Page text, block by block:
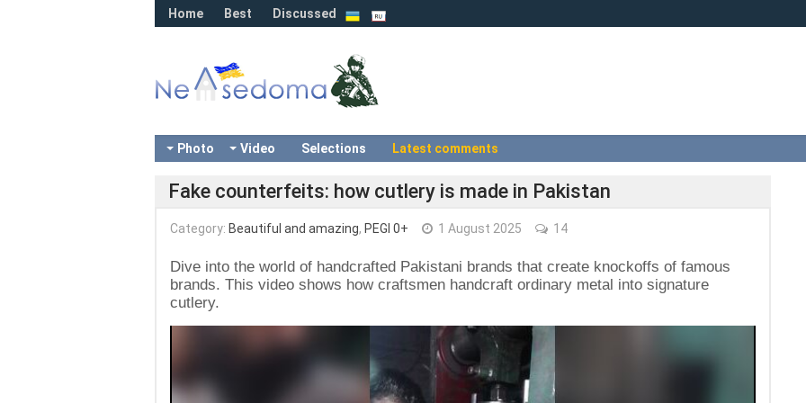
Home Best Discussed
Photo Video Selections Latest comments
Fake counterfeits: how cutlery is made in Pakistan
Category: Beautiful and amazing, PEGI 0+ 1 August 2025 14
Dive into the world of handcrafted Pakistani brands that create knockoffs of famous
brands. This video shows how craftsmen handcraft ordinary metal into signature
cutlery.